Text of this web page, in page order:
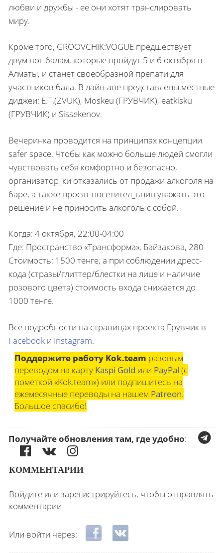
любви и дружбы - ее они хотят транслировать
миру.
Кроме того, GROOVCHIK:VOGUE предшествует
двум вог-балам, которые пройдут 5 и 6 октября в
Алматы, и станет своеобразной препати для
участников бала. В лайн-апе представлены местные
диджеи: E.T.(ZVUK), Moskeu (ГРУВЧИК), eatkisku
(ГРУВЧИК) и Sissekenov.
Вечеринка проводится на принципах концепции
safer space. Чтобы как можно больше людей смогли
чувствовать себя комфортно и безопасно,
организатор_ки отказались от продажи алкоголя на
баре, а также просят посетител_ьниц уважать это
решение и не приносить алкоголь с собой.
Когда: 4 октября, 22:00-04:00
Где: Пространство «Трансформа», Байзакова, 280
Стоимость: 1500 тенге, а при соблюдении дресс-
кода (стразы/глиттер/блестки на лице и наличие
розового цвета) стоимость входа снижается до
1000 тенге.
Все подробности на страницах проекта Грувчик в
Facebook и Instagram.
Поддержите работу Kok.team разовым
переводом на карту Kaspi Gold или PayPal (с
пометкой «Kok.team») или подпишитесь на
ежемесячные переводы на нашем Patreon.
Большое спасибо!
Получайте обновления там, где удобно:
КОММЕНТАРИИ
Войдите или зарегистрируйтесь, чтобы отправлять
комментарии
Или войти через: Login with Facebook
Login with ВКонтакте